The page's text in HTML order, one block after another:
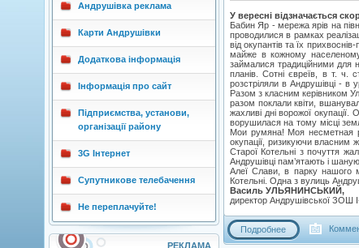
Андрушівка реклама
Карти Андрушівки
Додаткова інформація
Інформація про сайт
Підприємства, установи,
організації району
3G Інтернет
Супутникове телебачення
Не переплачуйте!
РЕКЛАМА
У вересні відзначається
Бабин Яр - мережа ярів на
проводилися в рамках
від окупантів та їх
майже в кожному населеному
займалися традиційними для
планів. Сотні євреїв, в т. ч.
розстріляли в Андрушівці - в
Разом з класним керівником
разом поклали квіти,
жахливі дні ворожої
ворушилася на тому місці
Мои румяна! Моя несметная
окупації, ризикуючи власним
Старої Котельні з почуття
Андрушівці пам’ятають і
Алеї Слави, в парку нашого
Котельні. Одна з вулиць
Василь УЛЬЯНИНСЬКИЙ,
директор Андрушівської ЗОШ І-
Подробнее